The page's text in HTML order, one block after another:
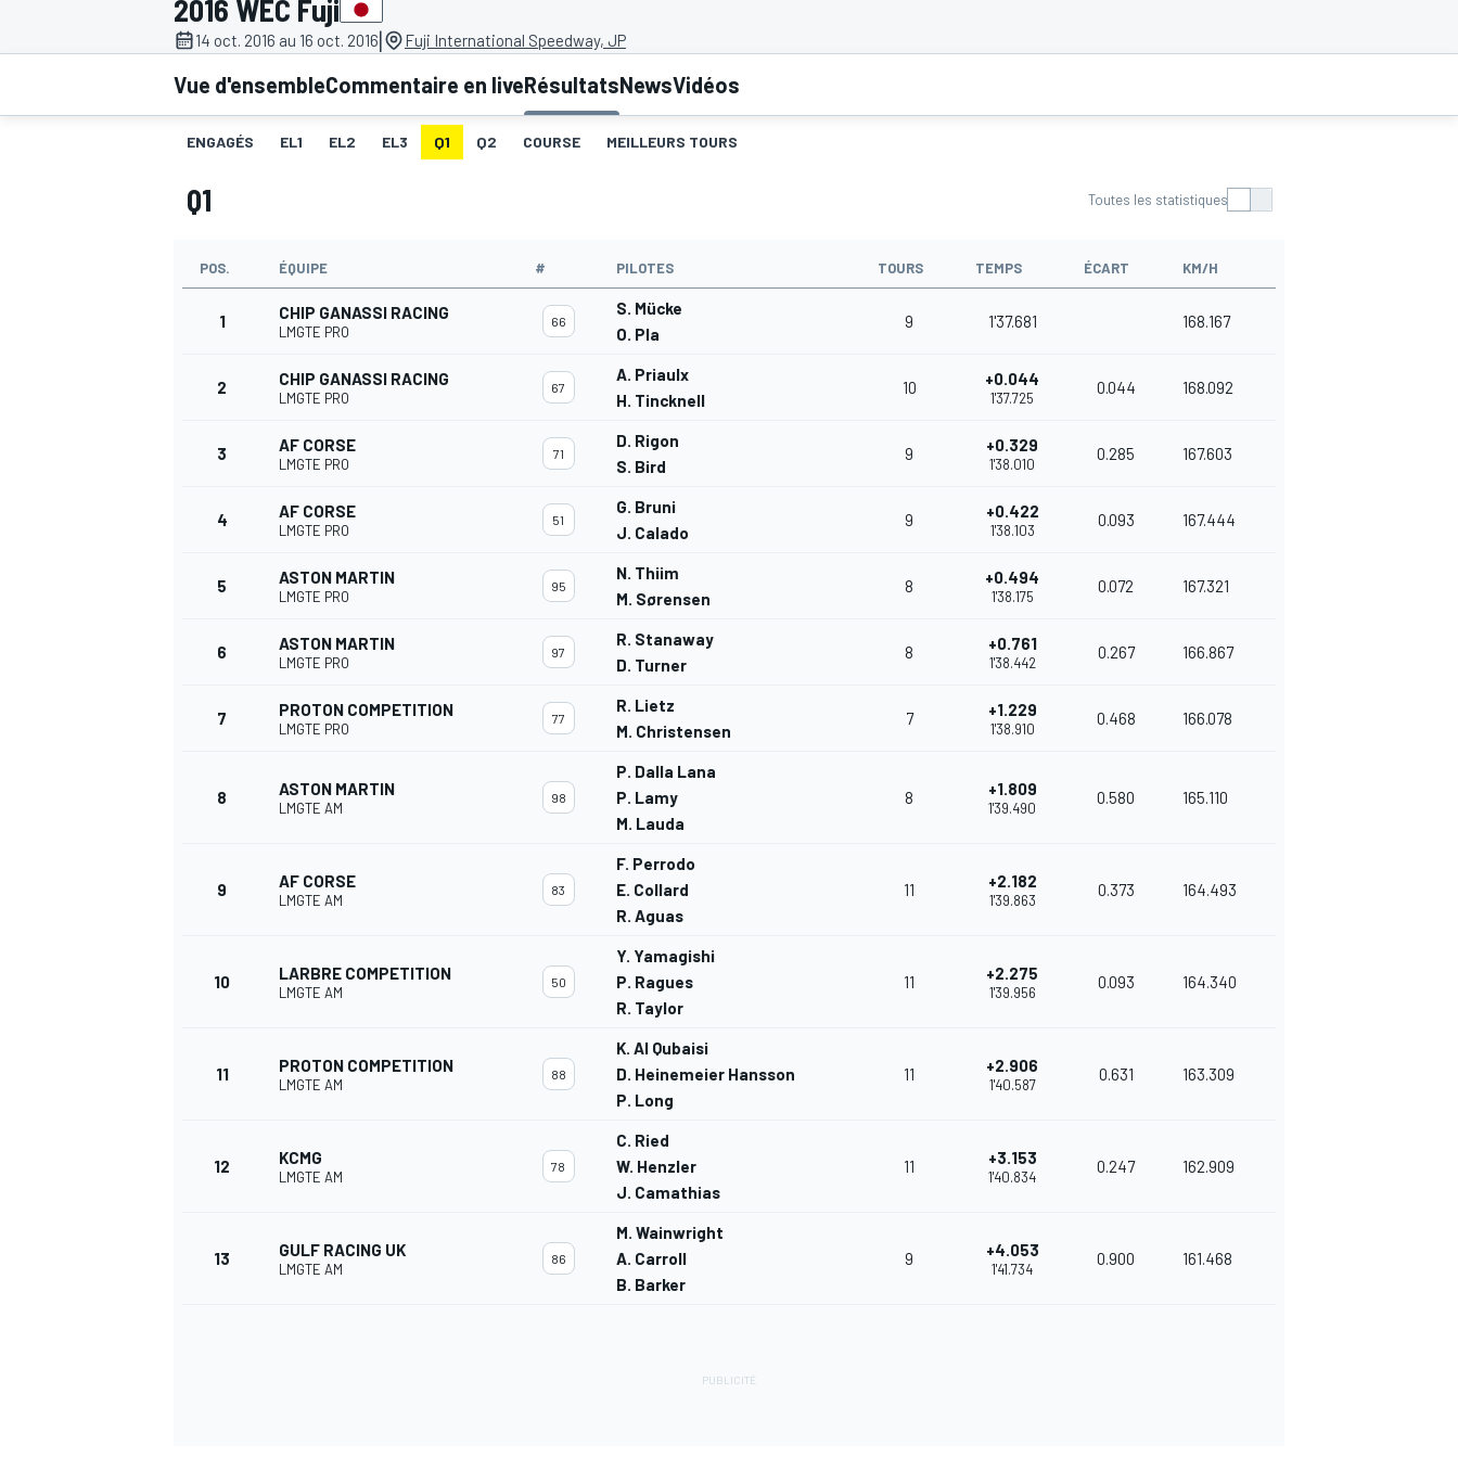
2016 WEC Fuji
14 oct. 2016 au 16 oct. 2016| Fuji International Speedway, JP
Vue d'ensembleCommentaire en liveRésultatsNewsVidéos
ENGAGÉS EL1 EL2 EL3 Q1 Q2 COURSE MEILLEURS TOURS
Q1 Toutes les statistiques
POS. ÉQUIPE # PILOTES TOURS TEMPS ÉCART KM/H
1 CHIP GANASSI RACING
LMGTE PRO
66
S. Mücke
O. Pla
9 1'37.681 168.167
2 CHIP GANASSI RACING
LMGTE PRO
67
A. Priaulx
H. Tincknell
10 +0.044
1'37.725
0.044 168.092
3 AF CORSE
LMGTE PRO
71
D. Rigon
S. Bird
9 +0.329
1'38.010
0.285 167.603
4 AF CORSE
LMGTE PRO
51
G. Bruni
J. Calado
9 +0.422
1'38.103
0.093 167.444
5 ASTON MARTIN
LMGTE PRO
95
N. Thiim
M. Sørensen
8 +0.494
1'38.175
0.072 167.321
6 ASTON MARTIN
LMGTE PRO
97
R. Stanaway
D. Turner
8 +0.761
1'38.442
0.267 166.867
7 PROTON COMPETITION
LMGTE PRO
77
R. Lietz
M. Christensen
7 +1.229
1'38.910
0.468 166.078
8 ASTON MARTIN
LMGTE AM
98
P. Dalla Lana
P. Lamy
M. Lauda
8 +1.809
1'39.490
0.580 165.110
9 AF CORSE
LMGTE AM
83
F. Perrodo
E. Collard
R. Aguas
11 +2.182
1'39.863
0.373 164.493
10 LARBRE COMPETITION
LMGTE AM
50
Y. Yamagishi
P. Ragues
R. Taylor
11 +2.275
1'39.956
0.093 164.340
11 PROTON COMPETITION
LMGTE AM
88
K. Al Qubaisi
D. Heinemeier Hansson
P. Long
11 +2.906
1'40.587
0.631 163.309
12 KCMG
LMGTE AM
78
C. Ried
W. Henzler
J. Camathias
11 +3.153
1'40.834
0.247 162.909
13 GULF RACING UK
LMGTE AM
86
M. Wainwright
A. Carroll
B. Barker
9 +4.053
1'41.734
0.900 161.468